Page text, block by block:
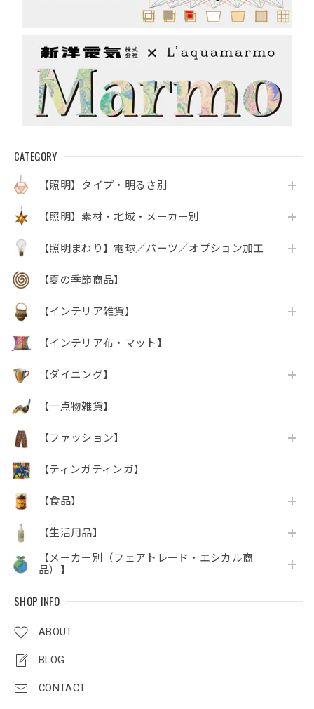
CATEGORY
【照明】タイプ・明るさ別
【照明】素材・地域・メーカー別
【照明まわり】電球／パーツ／オプション加工
【夏の季節商品】
【インテリア雑貨】
【インテリア布・マット】
【ダイニング】
【一点物雑貨】
【ファッション】
【ティンガティンガ】
【食品】
【生活用品】
【メーカー別（フェアトレード・エシカル商
品）】
SHOP INFO
ABOUT
BLOG
CONTACT